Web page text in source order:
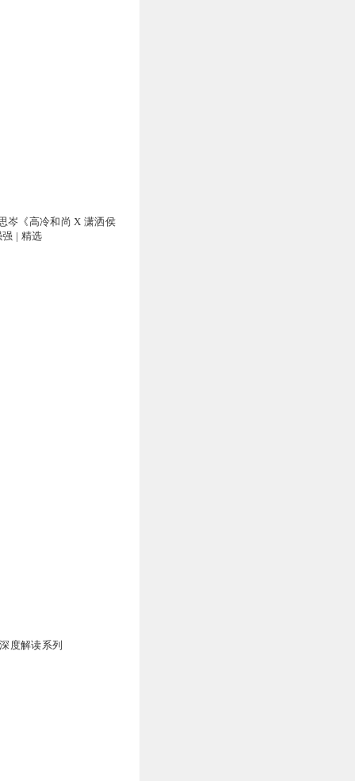
岑《高冷和尚 X 潇洒侯
| 精选
度解读系列